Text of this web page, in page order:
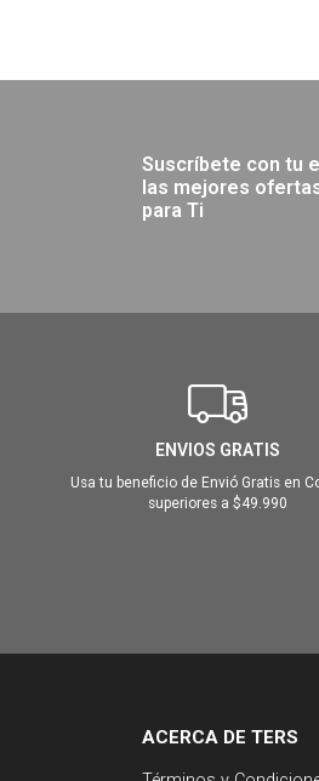
Suscríbete con tu
las mejores
para Ti
ENVIOS GRATIS
Usa tu beneficio de Envió Gratis en
superiores a $49.990
ACERCA DE TERS